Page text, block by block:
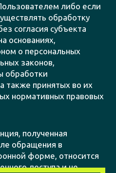
либо если
обработку
согласия субъекта
основаниях,
о персональных
законов,
обработки
также принятых во их
нормативных правовых
полученная
обращения в
форме, относится
доступа и не